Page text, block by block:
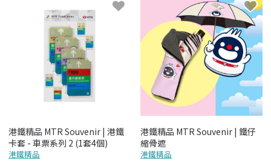
港鐵精品 MTR Souvenir | 港鐵
卡套 - 車票系列 2 (1套4個)
港鐵精品
港鐵精品 MTR Souvenir | 鐵仔
縮骨遮
港鐵精品